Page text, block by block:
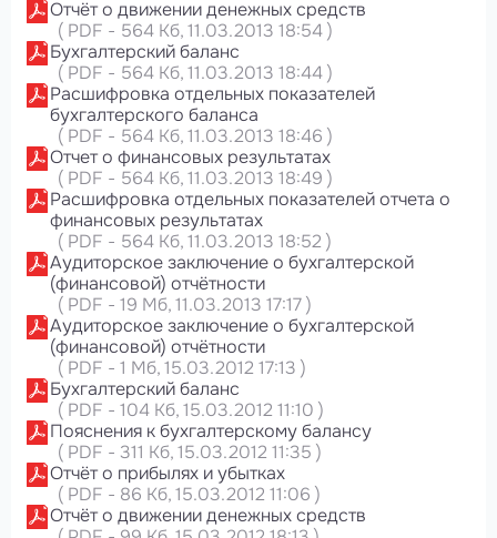
Отчёт о движении денежных средств
( PDF - 564 Кб, 11.03.2013 18:54)
Бухгалтерский баланс
( PDF - 564 Кб, 11.03.2013 18:44)
Расшифровка отдельных показателей
бухгалтерского баланса
( PDF - 564 Кб, 11.03.2013 18:46 )
Отчет о финансовых результатах
( PDF - 564 Кб, 11.03.2013 18:49 )
Расшифровка отдельных показателей отчета о
финансовых результатах
( PDF - 564 Кб, 11.03.2013 18:52 )
Аудиторское заключение о бухгалтерской
(финансовой) отчётности
( PDF - 19 Мб, 11.03.2013 17:17)
Аудиторское заключение о бухгалтерской
(финансовой) отчётности
( PDF - 1 Мб, 15.03.2012 17:13 )
Бухгалтерский баланс
( PDF - 104 Кб, 15.03.2012 11:10 )
Пояснения к бухгалтерскому балансу
( PDF - 311 Кб, 15.03.2012 11:35 )
Отчёт о прибылях и убытках
( PDF - 86 Кб, 15.03.2012 11:06 )
Отчёт о движении денежных средств